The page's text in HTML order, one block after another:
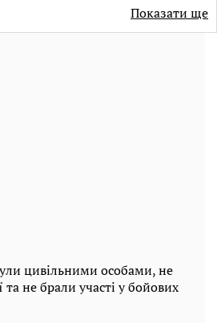
Показати ще
цивільними особами, не
не брали участі у бойових